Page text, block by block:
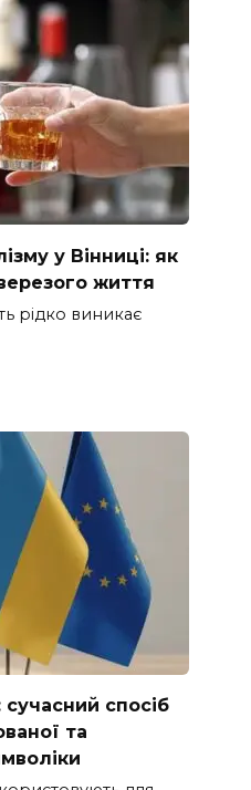
у Вінниці: як
життя
рідко виникає
спосіб
та